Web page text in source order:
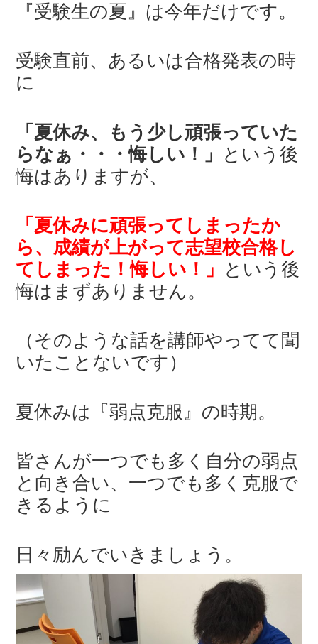
『受験生の夏』は今年だけです。
受験直前、あるいは合格発表の時
に
「夏休み、もう少し頑張っていた
らなぁ・・・悔しい！」
という後
悔はありますが、
「夏休みに頑張ってしまったか
ら、成績が上がって志望校合格し
てしまった！悔しい！」
という後
悔はまずありません。
（そのような話を講師やってて聞
いたことないです）
夏休みは『弱点克服』の時期。
皆さんが一つでも多く自分の弱点
と向き合い、一つでも多く克服で
きるように
日々励んでいきましょう。